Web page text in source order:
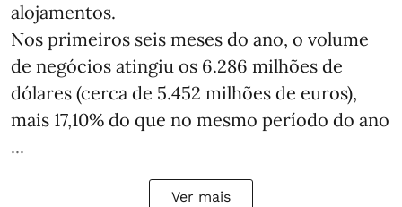
alojamentos.
Nos primeiros seis meses do ano, o volume
de negócios atingiu os 6.286 milhões de
dólares (cerca de 5.452 milhões de euros),
mais 17,10% do que no mesmo período do ano
...
Ver mais